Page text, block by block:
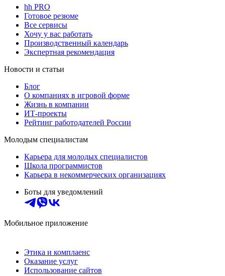
hh PRO
Готовое резюме
Все сервисы
Хочу у вас работать
Производственный календарь
Экспертная рекомендация
Новости и статьи
Блог
О компаниях в игровой форме
Жизнь в компании
ИТ-проекты
Рейтинг работодателей России
Молодым специалистам
Карьера для молодых специалистов
Школа программистов
Карьера в некоммерческих организациях
Боты для уведомлений
Мобильное приложение
Этика и комплаенс
Оказание услуг
Использование сайтов